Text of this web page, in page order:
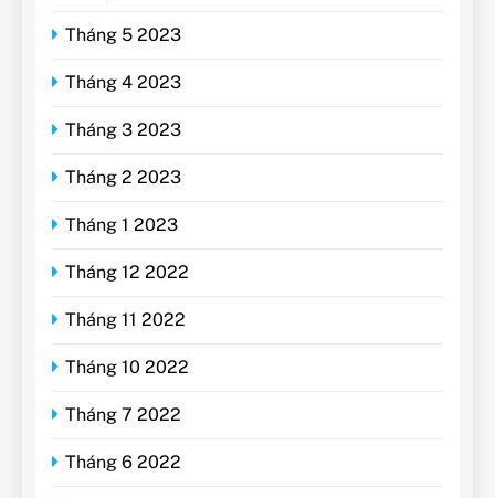
Tháng 5 2023
Tháng 4 2023
Tháng 3 2023
Tháng 2 2023
Tháng 1 2023
Tháng 12 2022
Tháng 11 2022
Tháng 10 2022
Tháng 7 2022
Tháng 6 2022